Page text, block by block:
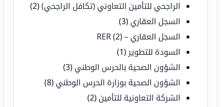
الراجحي للتأمين التعاوني (تكافل الراجحي)(2)
السجل العقاري (3)
السجل العقاري – RER(2)
السودة للتطوير (1)
الشؤون الصحية بالحرس الوطني (3)
الشؤون الصحية بوزارة الحرس الوطني (8)
الشركة التعاونية للتأمين (2)